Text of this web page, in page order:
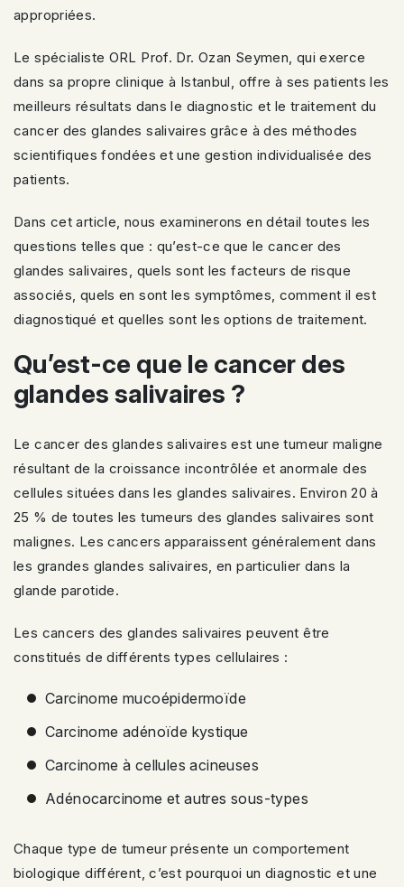
appropriées.
Le spécialiste ORL Prof. Dr. Ozan Seymen, qui exerce
dans sa propre clinique à Istanbul, offre à ses patients les
meilleurs résultats dans le diagnostic et le traitement du
cancer des glandes salivaires grâce à des méthodes
scientifiques fondées et une gestion individualisée des
patients.
Dans cet article, nous examinerons en détail toutes les
questions telles que : qu’est-ce que le cancer des
glandes salivaires, quels sont les facteurs de risque
associés, quels en sont les symptômes, comment il est
diagnostiqué et quelles sont les options de traitement.
Qu’est-ce que le cancer des
glandes salivaires ?
Le cancer des glandes salivaires est une tumeur maligne
résultant de la croissance incontrôlée et anormale des
cellules situées dans les glandes salivaires. Environ 20 à
25 % de toutes les tumeurs des glandes salivaires sont
malignes. Les cancers apparaissent généralement dans
les grandes glandes salivaires, en particulier dans la
glande parotide.
Les cancers des glandes salivaires peuvent être
constitués de différents types cellulaires :
Carcinome mucoépidermoïde
Carcinome adénoïde kystique
Carcinome à cellules acineuses
Adénocarcinome et autres sous-types
Chaque type de tumeur présente un comportement
biologique différent, c’est pourquoi un diagnostic et une